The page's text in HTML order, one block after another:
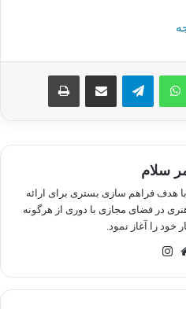
واتس آپ تلگرام اشتراک گذاری از طریق ایمیل چاپ
سلام
رسانه کاشمر سلام، از سال 1398 با هدف فراهم سازی بستری برای ارائه
در فضای مجازی با دوری از هرگونه
خود را آغاز نمود.
وبسایت